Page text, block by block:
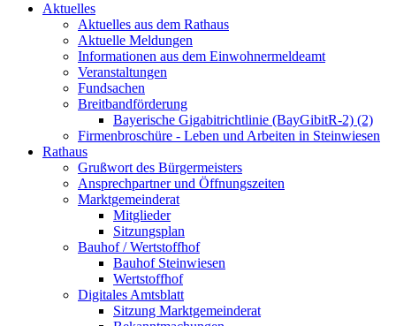
Aktuelles
Aktuelles aus dem Rathaus
Aktuelle Meldungen
Informationen aus dem Einwohnermeldeamt
Veranstaltungen
Fundsachen
Breitbandförderung
Bayerische Gigabitrichtlinie (BayGibitR-2) (2)
Firmenbroschüre - Leben und Arbeiten in Steinwiesen
Rathaus
Grußwort des Bürgermeisters
Ansprechpartner und Öffnungszeiten
Marktgemeinderat
Mitglieder
Sitzungsplan
Bauhof / Wertstoffhof
Bauhof Steinwiesen
Wertstoffhof
Digitales Amtsblatt
Sitzung Marktgemeinderat